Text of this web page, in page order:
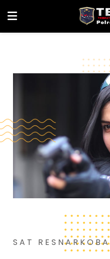
SAT RESNARKOBA